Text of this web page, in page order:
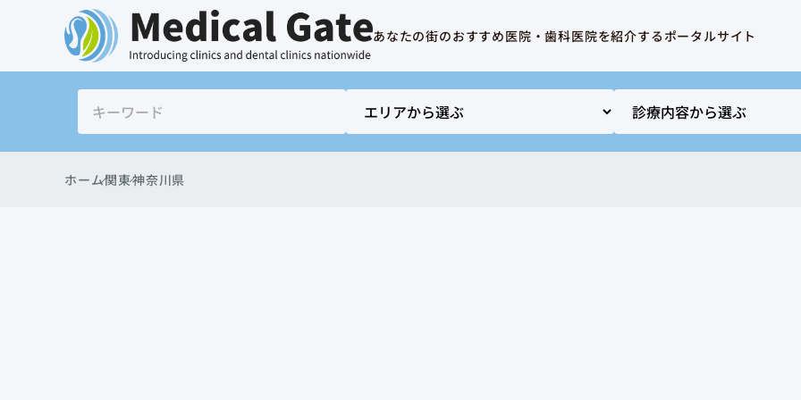
あなたの街のおすすめ医院・歯科医院を紹介するポータルサイト
ホーム関東神奈川県